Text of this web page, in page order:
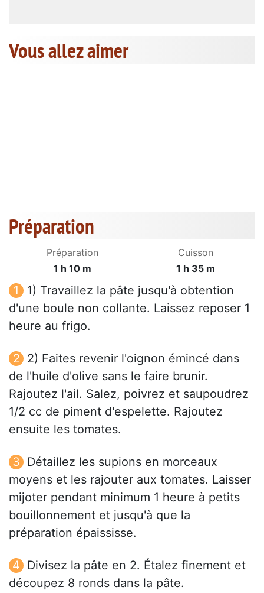
Vous allez aimer
Préparation
Préparation
1 h 10 m
Cuisson
1 h 35 m
1) Travaillez la pâte jusqu'à obtention
d'une boule non collante. Laissez reposer 1
heure au frigo.
2) Faites revenir l'oignon émincé dans
de l'huile d'olive sans le faire brunir.
Rajoutez l'ail. Salez, poivrez et saupoudrez
1/2 cc de piment d'espelette. Rajoutez
ensuite les tomates.
Détaillez les supions en morceaux
moyens et les rajouter aux tomates. Laisser
mijoter pendant minimum 1 heure à petits
bouillonnement et jusqu'à que la
préparation épaississe.
Divisez la pâte en 2. Étalez finement et
découpez 8 ronds dans la pâte.